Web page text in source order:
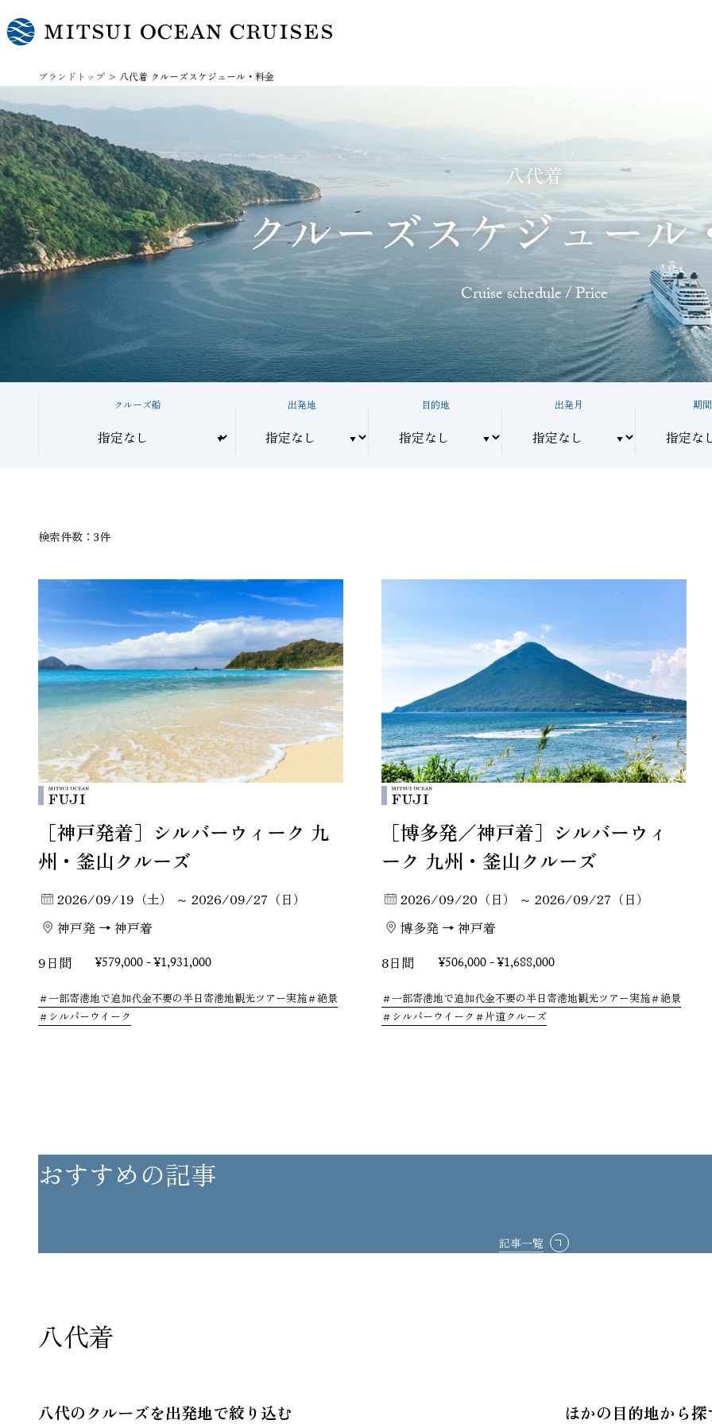
ブランドトップ 八代着 クルーズスケジュール・料金
八代着
クルーズスケジュール
Cruise schedule / Price
クルーズ船 出発地 目的地 出発月 期間
検索件数：3件
［神戸発着］シルバーウィーク 九
州・釜山クルーズ
2026/09/19（土） ～ 2026/09/27（日）
神戸発 → 神戸着
9日間
¥579,000 - ¥1,931,000
一部寄港地で追加代金不要の半日寄港地観光ツアー実施
絶景
シルバーウイーク
［博多発／神戸着］シルバーウィ
ーク 九州・釜山クルーズ
2026/09/20（日） ～ 2026/09/27（日）
博多発 → 神戸着
8日間
¥506,000 - ¥1,688,000
一部寄港地で追加代金不要の半日寄港地観光ツアー実施
絶景
シルバーウイーク
片道クルーズ
おすすめの記事
記事一覧
八代着
八代のクルーズを出発地で絞り込む ほかの目的地から探